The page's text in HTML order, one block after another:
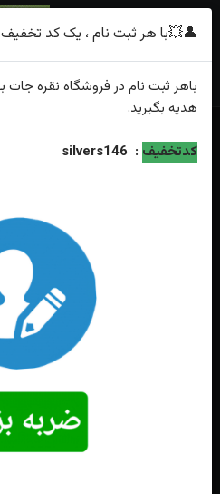
خانه
فهرست محصولات
انگشترنقره عقیق یمنی مشکی اصل رکاب
👤💥با هر ثبت نام ، یک کد
باهر ثبت نام در فروشگاه نقره جات
هدیه بگیرید.
کدتخفیف :
silvers146